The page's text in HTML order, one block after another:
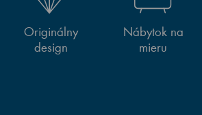
Originálny
design
Nábytok na
mieru